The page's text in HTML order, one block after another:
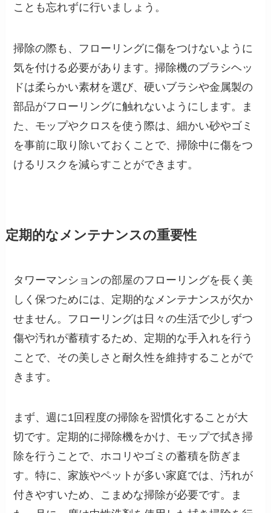
ことも忘れずに行いましょう。
掃除の際も、フローリングに傷をつけないように
気を付ける必要があります。掃除機のブラシヘッ
ドは柔らかい素材を選び、硬いブラシや金属製の
部品がフローリングに触れないようにします。ま
た、モップやクロスを使う際は、細かい砂やゴミ
を事前に取り除いておくことで、掃除中に傷をつ
けるリスクを減らすことができます。
定期的なメンテナンスの重要性
タワーマンションの部屋のフローリングを長く美
しく保つためには、定期的なメンテナンスが欠か
せません。フローリングは日々の生活で少しずつ
傷や汚れが蓄積するため、定期的な手入れを行う
ことで、その美しさと耐久性を維持することがで
きます。
まず、週に1回程度の掃除を習慣化することが大
切です。定期的に掃除機をかけ、モップで拭き掃
除を行うことで、ホコリやゴミの蓄積を防ぎま
す。特に、家族やペットが多い家庭では、汚れが
付きやすいため、こまめな掃除が必要です。ま